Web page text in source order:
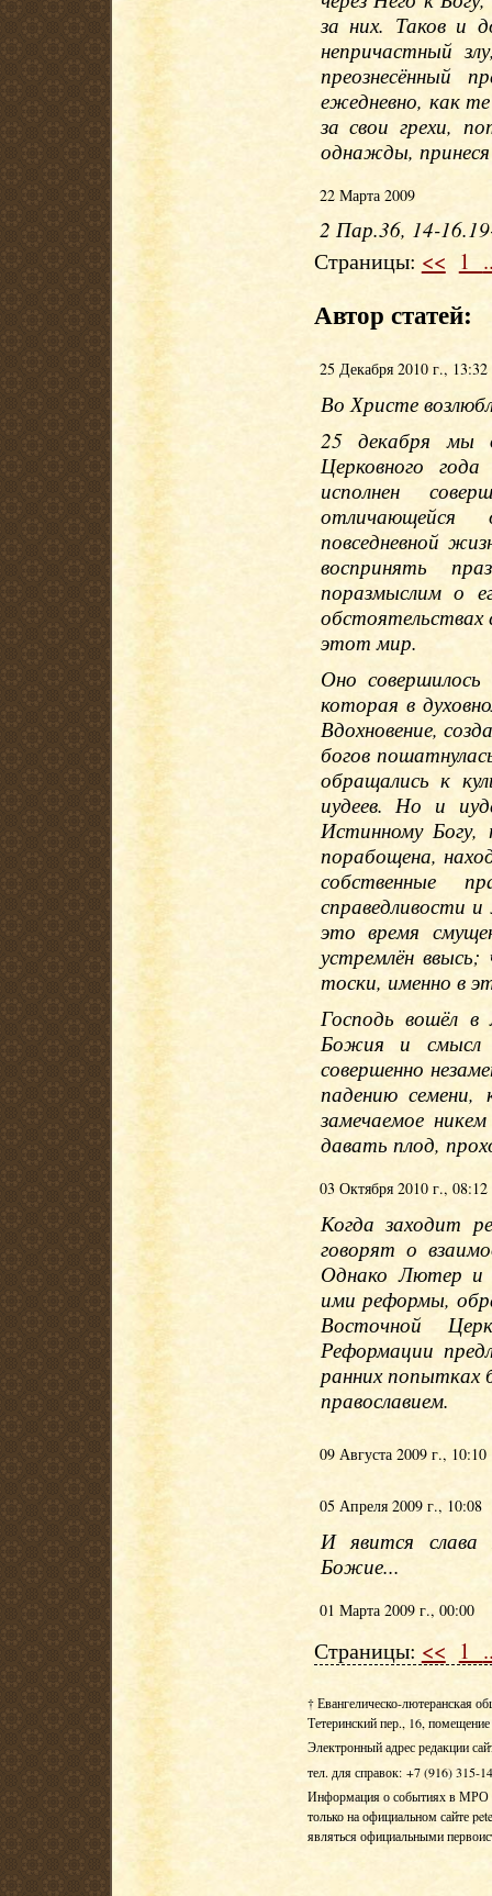
за них. Таков и
непричастный
преознесённый
ежедневно, как
за свои грехи,
однажды,
22 Марта 2009
2 Пар.36, 14-
Страницы: << 1
Автор статей:
25 Декабря 2010 г., 13:32
Во Христе
25 декабря мы
Церковного
исполнен
повседневной
воспринять
поразмыслим о
обстоятельствах
этот мир.
Оно
которая в
Вдохновение,
богов
обращались к
иудеев. Но и
Истинному Богу,
порабощена,
собственные
справедливости
это время
устремлён
тоски, именно в
Господь вошёл
Божия и смысл
совершенно
падению семени,
замечаемое
давать плод,
03 Октября 2010 г., 08:12
Когда заходит
говорят о
Однако Лютер и
ими реформы,
Восточной
Реформации
ранних попытках
православием.
09 Августа 2009 г., 10:10
05 Апреля 2009 г., 10:08
И явится слава
Божие...
01 Марта 2009 г., 00:00
Страницы: << 1
† Евангелическо-лютеранская
Тетеринский пер., 16,
Электронный адрес редакции
тел. для справок: +7 (916) 315-
Информация о событиях в МРО
только на официальном сайте
являться официальными